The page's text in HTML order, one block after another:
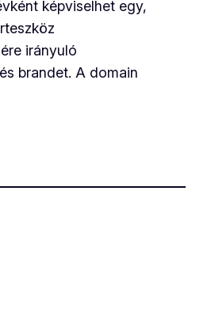
képviselhet egy,
irányuló
brandet. A domain